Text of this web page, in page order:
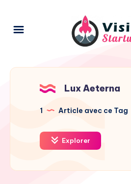
Lux Aeterna
1 Article avec ce Tag
Explorer